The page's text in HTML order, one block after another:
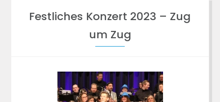
Festliches Konzert 2023 – Zug
um Zug